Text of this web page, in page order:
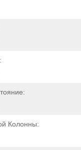
Колонны: